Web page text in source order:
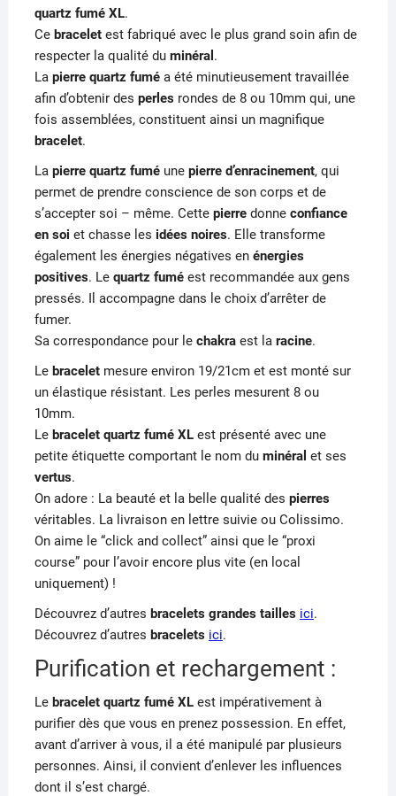
quartz fumé XL.
Ce braceletest fabriqué avec le plus grand soin afin de
respecter la qualité du minéral .
La pierre quartz fuméa été minutieusement travaillée
afin d’obtenir des perlesrondes de 8 ou 10mm qui, une
fois assemblées, constituent ainsi un magnifique
bracelet.
La pierre quartz fumé unepierre d’enracinement, qui
permet de prendre conscience de son corps et de
s’accepter soi – même. Cette pierredonne confiance
en soi et chasse les idées noires. Elle transforme
également les énergies négatives en énergies
positives. Le quartz fuméest recommandée aux gens
pressés. Il accompagne dans le choix d’arrêter de
fumer.
Sa correspondance pour le chakraest la racine.
Le braceletmesure environ 19/21cm et est monté sur
un élastique résistant. Les perles mesurent 8 ou
10mm.
Lebracelet quartz fumé XL est présenté avec une
petite étiquette comportant le nom du minéral et ses
vertus.
On adore : La beauté et la belle qualité des pierres
véritables. La livraison en lettre suivie ou Colissimo.
On aime le “click and collect” ainsi que le “proxi
course” pour l’avoir encore plus vite (en local
uniquement) !
Découvrez d’autres bracelets grandes tailles ici.
Découvrez d’autres bracelets ici.
Purification et rechargement :
Lebracelet quartz fumé XL est impérativement à
purifier dès que vous en prenez possession. En effet,
avant d’arriver à vous, il a été manipulé par plusieurs
personnes. Ainsi, il convient d’enlever les influences
dont il s’est chargé.